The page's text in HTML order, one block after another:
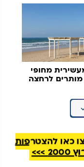
מחופי
לרחצה
לפרסם את זה
כאן להצטרפות